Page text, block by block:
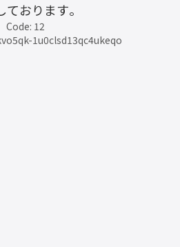
ております。
Code: 12
1u0clsd13qc4ukeqo